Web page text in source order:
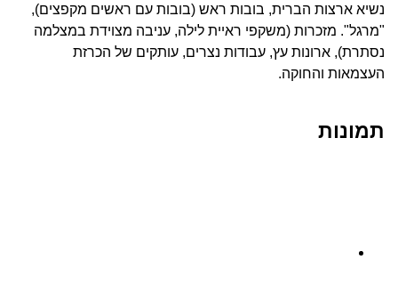
נשיא ארצות הברית, בובות ראש (בובות עם ראשים מקפצים),
"מרגל". מזכרות (משקפי ראיית לילה, עניבה מצוידת במצלמה
נסתרת), ארונות עץ, עבודות נצרים, עותקים של הכרזת
העצמאות והחוקה.
תמונות